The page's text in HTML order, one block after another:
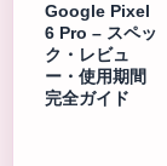
Google Pixel
6 Pro – スペッ
ク・レビュ
ー・使用期間
完全ガイド